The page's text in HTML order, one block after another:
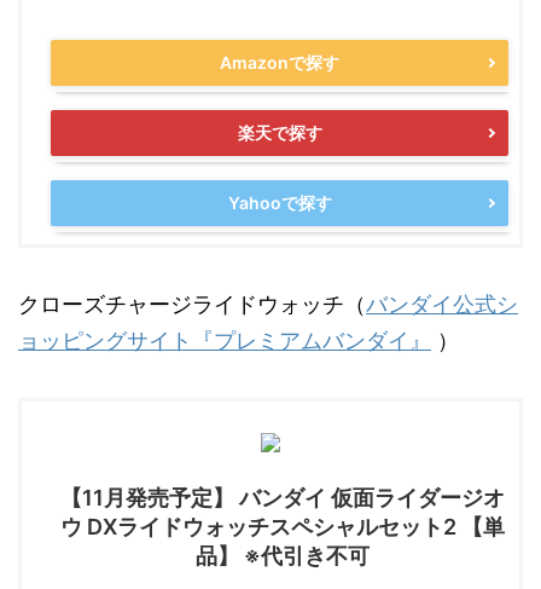
Amazonで探す
楽天で探す
Yahooで探す
クローズチャージライドウォッチ（バンダイ公式シ
ョッピングサイト『プレミアムバンダイ』
）
【11月発売予定】 バンダイ 仮面ライダージオ
ウ DXライドウォッチスペシャルセット2 【単
品】 ※代引き不可